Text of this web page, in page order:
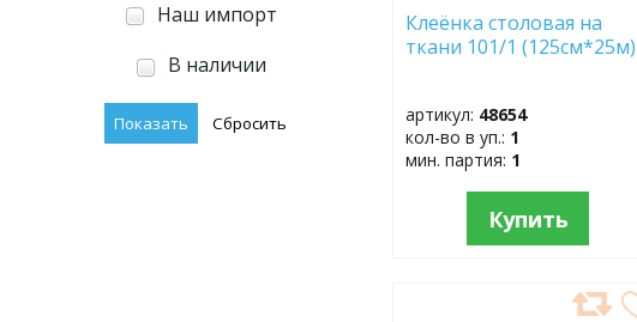
Наш импорт
В наличии
Клеёнка столовая на
ткани 101/1 (125см*25м)
артикул: 48654
кол-во в уп.: 1
мин. партия: 1
Купить